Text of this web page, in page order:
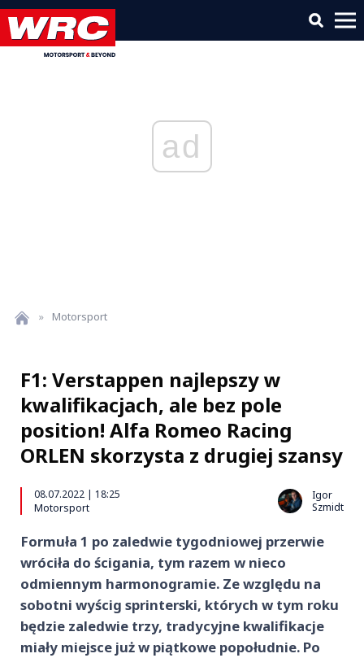
ad
» Motorsport
F1: Verstappen najlepszy w
kwalifikacjach, ale bez pole
position! Alfa Romeo Racing
ORLEN skorzysta z drugiej szansy
08.07.2022 | 18:25
Motorsport
Igor
Szmidt
Formuła 1 po zaledwie tygodniowej przerwie
wróciła do ścigania, tym razem w nieco
odmiennym harmonogramie. Ze względu na
sobotni wyścig sprinterski, których w tym roku
będzie zaledwie trzy, tradycyjne kwalifikacje
miały miejsce już w piątkowe popołudnie. Po